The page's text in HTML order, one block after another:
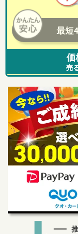
最短
価
売